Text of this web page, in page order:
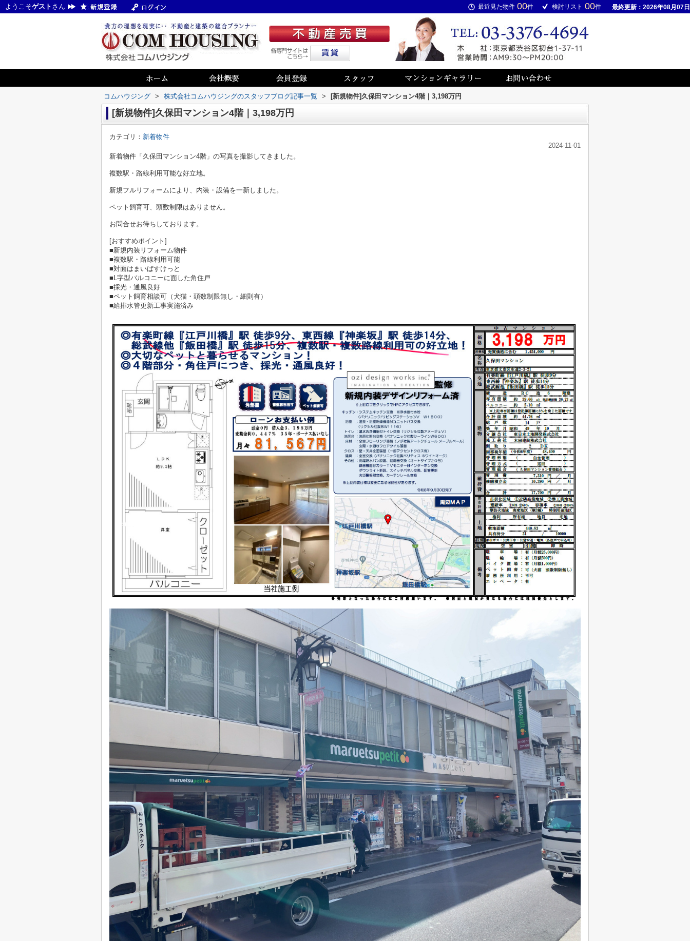
ようこそゲスト さん 最近見た物件 00件 検討リスト 00件 最終更新：2026年08月07日
コムハウジング > 株式会社コムハウジングのスタッフブログ記事一覧 > [新規物件]久保田マンション4階｜3,198万円
[新規物件]久保田マンション4階｜3,198万円
カテゴリ： 新着物件
2024-11-01
新着物件「久保田マンション4階」の写真を撮影してきました。
複数駅・路線利用可能な好立地。
新規フルリフォームにより、内装・設備を一新しました。
ペット飼育可、頭数制限はありません。
お問合せお待ちしております。
[おすすめポイント]
■新規内装リフォーム物件
■複数駅・路線利用可能
■対面はまいばすけっと
■L字型バルコニーに面した角住戸
■採光・通風良好
■ペット飼育相談可（犬猫・頭数制限無し・細則有）
■給排水管更新工事実施済み